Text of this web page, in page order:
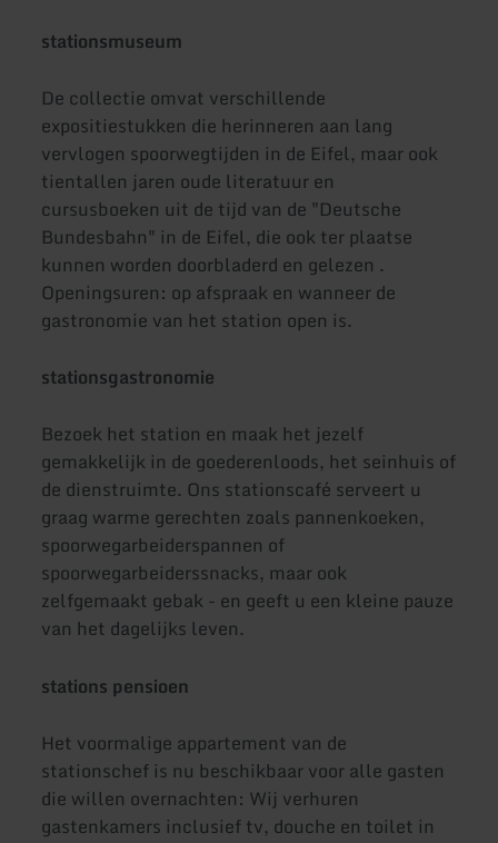
stationsmuseum
De collectie omvat verschillende
expositiestukken die herinneren aan lang
vervlogen spoorwegtijden in de Eifel, maar ook
tientallen jaren oude literatuur en
cursusboeken uit de tijd van de "Deutsche
Bundesbahn" in de Eifel, die ook ter plaatse
kunnen worden doorbladerd en gelezen .
Openingsuren: op afspraak en wanneer de
gastronomie van het station open is.
stationsgastronomie
Bezoek het station en maak het jezelf
gemakkelijk in de goederenloods, het seinhuis of
de dienstruimte. Ons stationscafé serveert u
graag warme gerechten zoals pannenkoeken,
spoorwegarbeiderspannen of
spoorwegarbeiderssnacks, maar ook
zelfgemaakt gebak - en geeft u een kleine pauze
van het dagelijks leven.
stations pensioen
Het voormalige appartement van de
stationschef is nu beschikbaar voor alle gasten
die willen overnachten: Wij verhuren
gastenkamers inclusief tv, douche en toilet in